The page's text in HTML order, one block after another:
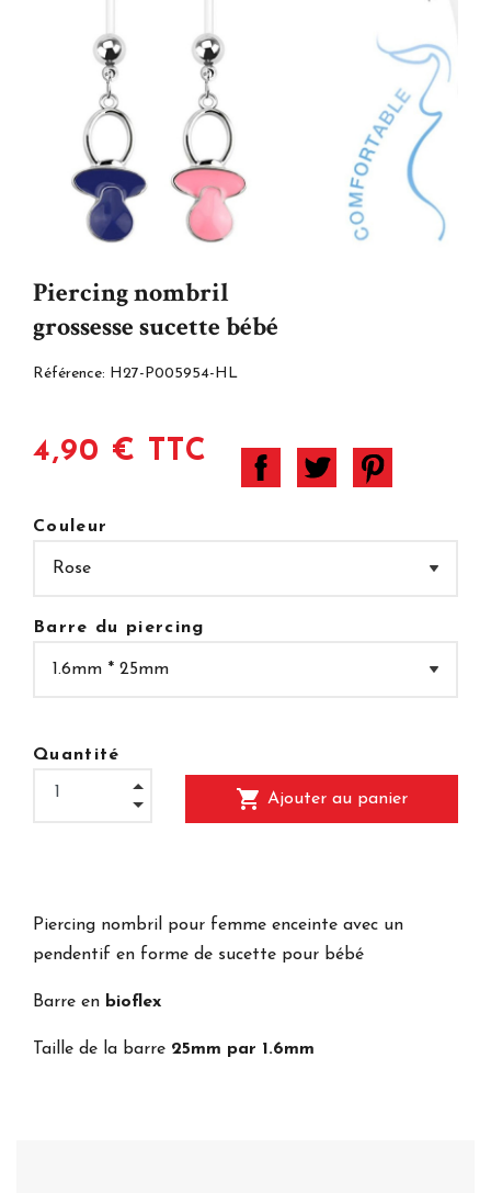
Piercing nombril
grossesse sucette bébé
Référence: H27-P005954-HL
4,90 € TTC
Couleur
Barre du piercing
Quantité
shopping_cart Ajouter au panier
Piercing nombril pour femme enceinte avec un
pendentif en forme de sucette pour bébé
Barre en bioflex
Taille de la barre 25mm par 1.6mm